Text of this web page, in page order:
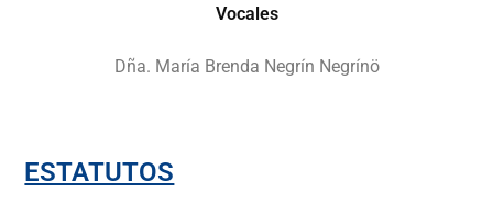
Vocales
Dña. María Brenda Negrín Negrínö
ESTATUTOS